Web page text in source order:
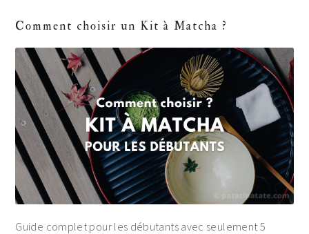
Comment choisir un Kit à Matcha ?
Guide complet pour les débutants avec seulement 5